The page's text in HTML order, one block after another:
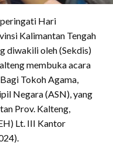
Hari
Kalimantan Tengah
diwakili oleh (Sekdis)
membuka acara
Tokoh Agama,
Negara (ASN), yang
Prov. Kalteng,
Lt. III Kantor